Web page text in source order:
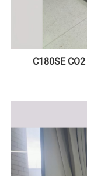
C180SE